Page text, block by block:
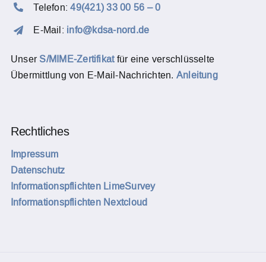
Telefon:49(421) 33 00 56 – 0
E-Mail: info@kdsa-nord.de
Unser S/MIME-Zertifikatfür eine verschlüsselte
Übermittlung von E-Mail-Nachrichten. Anleitung
Rechtliches
Impressum
Datenschutz
Informationspflichten LimeSurvey
Informationspflichten Nextcloud